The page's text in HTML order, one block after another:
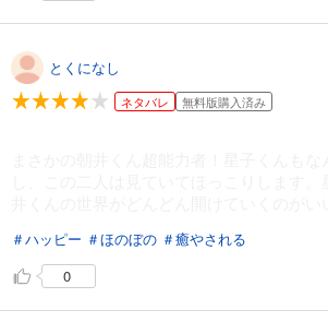
とくになし
ネタバレ 無料版購入済み
＃ハッピー ＃ほのぼの ＃癒やされる
0